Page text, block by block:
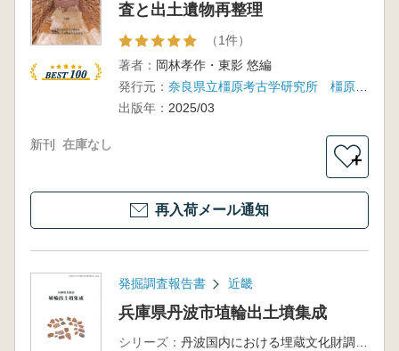
査と出土遺物再整理
（1件）
著者： 岡林孝作・東影 悠編
発行元：
奈良県立橿原考古学研究所 橿原考古文化財団
出版年： 2025/03
新刊 在庫なし
＋
再入荷メール通知
発掘調査報告書 近畿
兵庫県丹波市埴輪出土墳集成
シリーズ：